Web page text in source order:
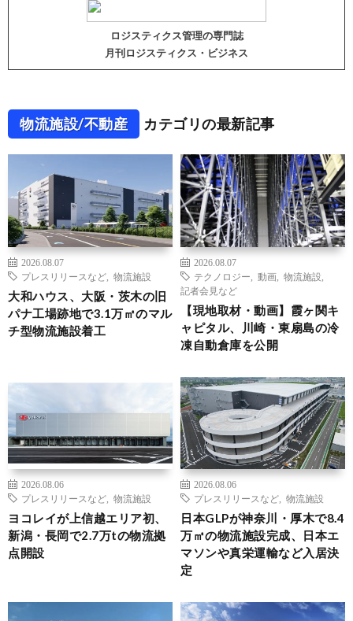
ロジスティクス管理の専門誌
月刊ロジスティクス・ビジネス
物流施設/不動産 カテゴリの最新記事
2026.08.07
プレスリリースなど
物流施設
大和ハウス、大阪・茨木の旧
パナ工場跡地で3.1万㎡のマル
チ型物流施設着工
2026.08.07
テクノロジー
動画 物流施設
記者会見など
【現地取材・動画】霞ヶ関キ
ャピタル、川崎・東扇島の冷
凍自動倉庫を公開
2026.08.06
プレスリリースなど
物流施設
ヨコレイが上信越エリア初、
新潟・長岡で2.7万tの物流拠
点開設
2026.08.06
プレスリリースなど
物流施設
日本GLPが神奈川・厚木で8.4
万㎡の物流施設完成、日本エ
マソンや真栄運輸など入居決
定